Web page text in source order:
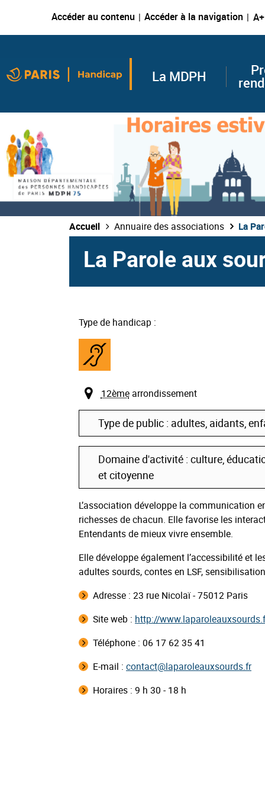
Accéder au contenu Accéder à la navigation A+
La MDPH
Accueil Annuaire des associations La
La Parole aux
Type de handicap :
Handicap
12èmearrondissement
Type de public : adultes, aidants,
Domaine d'activité : culture,
et citoyenne
L’association développe la communication
richesses de chacun. Elle favorise les
Entendants de mieux vivre ensemble.
Elle développe également l’accessibilité et
adultes sourds, contes en LSF,
Adresse : 23 rue Nicolaï - 75012 Paris
Site web : http://
Téléphone : 06 17 62 35 41
E-mail : contact@laparoleauxsourds.fr
Horaires : 9 h 30 - 18 h